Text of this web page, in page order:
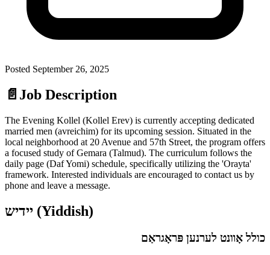
Posted September 26, 2025
📄 Job Description
The Evening Kollel (Kollel Erev) is currently accepting dedicated
married men (avreichim) for its upcoming session. Situated in the
local neighborhood at 20 Avenue and 57th Street, the program offers
a focused study of Gemara (Talmud). The curriculum follows the
daily page (Daf Yomi) schedule, specifically utilizing the 'Orayta'
framework. Interested individuals are encouraged to contact us by
phone and leave a message.
יידיש (Yiddish)
כולל אָװנט לערנען פּראָגראַם